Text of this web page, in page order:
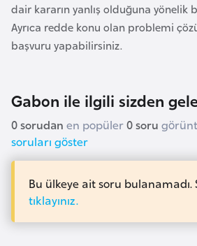
dair kararın yanlış olduğuna yönelik
Ayrıca redde konu olan problemi
başvuru yapabilirsiniz.
Gabon ile ilgili sizden
0 sorudan en popüler0 soru
soruları göster
Bu ülkeye ait soru
tıklayınız.
B
e
n
B
o
s
n
a
H